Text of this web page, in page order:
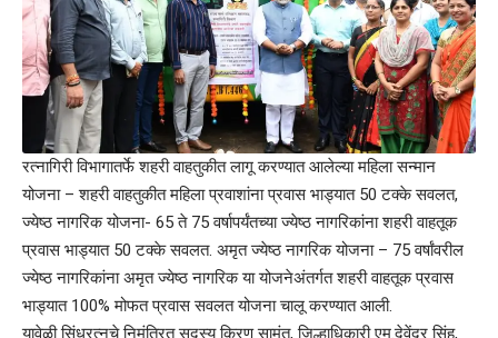
रत्नागिरी विभागातर्फे शहरी वाहतुकीत लागू करण्यात आलेल्या महिला सन्मान
योजना – शहरी वाहतुकीत महिला प्रवाशांना प्रवास भाड्यात 50 टक्के सवलत,
ज्येष्ठ नागरिक योजना- 65 ते 75 वर्षापर्यंतच्या ज्येष्ठ नागरिकांना शहरी वाहतूक
प्रवास भाड्यात 50 टक्के सवलत. अमृत ज्येष्ठ नागरिक योजना – 75 वर्षांवरील
ज्येष्ठ नागरिकांना अमृत ज्येष्ठ नागरिक या योजनेअंतर्गत शहरी वाहतूक प्रवास
भाड्यात 100% मोफत प्रवास सवलत योजना चालू करण्यात आली.
यावेळी सिंधुरत्नचे निमंत्रित सदस्य किरण सामंत, जिल्हाधिकारी एम.देवेंदर सिंह,